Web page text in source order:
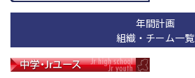
年間計画
組織・チーム一覧